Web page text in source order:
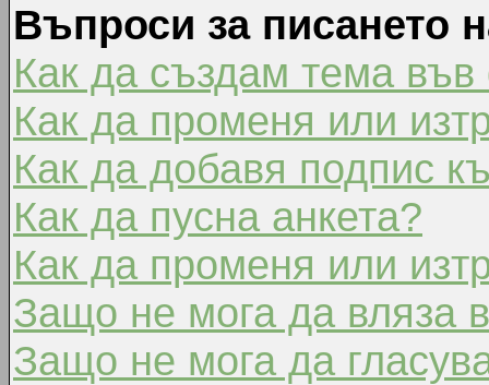
Въпроси за писането
Как да създам тема
Как да променя или
Как да добавя подпис
Как да пусна анкета?
Как да променя или
Защо не мога да вляза
Защо не мога да